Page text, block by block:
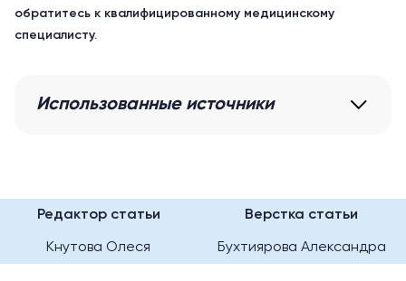
обратитесь к квалифицированному медицинскому
специалисту.
Использованные источники
Редактор статьи Верстка статьи
Кнутова Олеся Бухтиярова Александра